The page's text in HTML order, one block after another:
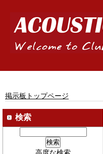
掲示板トップページ
検索